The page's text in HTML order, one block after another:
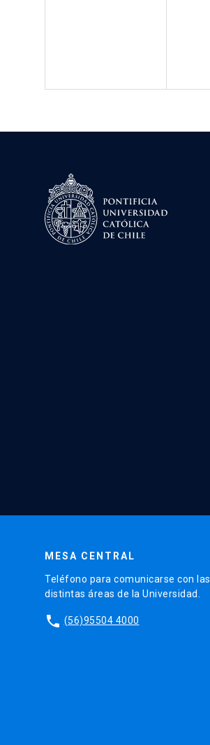
MESA CENTRAL
Teléfono para comunicarse con las
distintas áreas de la Universidad.
phone (56)95504 4000